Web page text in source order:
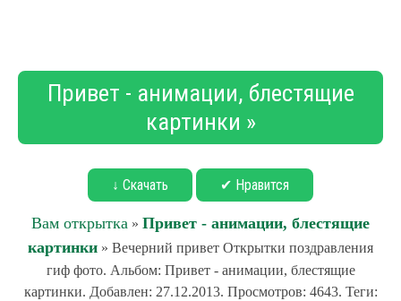
Привет - анимации, блестящие
картинки »
↓ Скачать ✔ Нравится
Вам открытка » Привет - анимации, блестящие
картинки » Вечерний привет Открытки поздравления
гиф фото. Альбом: Привет - анимации, блестящие
картинки. Добавлен: 27.12.2013. Просмотров: 4643. Теги: